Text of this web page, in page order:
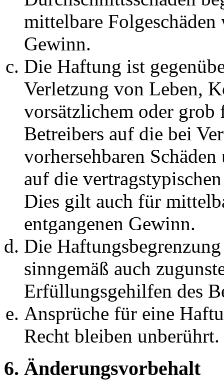
mittelbare Folgeschäden
Gewinn.
Die Haftung ist
Verletzung von Leben,
vorsätzlichem oder grob
Betreibers auf die bei
vorhersehbaren
auf die
Dies gilt auch für
entgangenen Gewinn.
Die
sinngemäß auch
Erfüllungsgehilfen des
Ansprüche für eine
Recht bleiben unberührt.
6. Änderungsvorbehalt